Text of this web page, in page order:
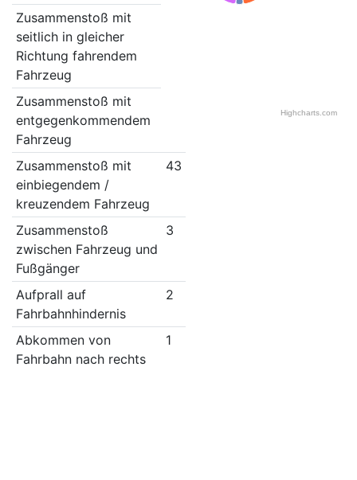
Zusammenstoß mit
seitlich in gleicher
Richtung fahrendem
Fahrzeug
Zusammenstoß mit
entgegenkommendem
Fahrzeug
Zusammenstoß mit
einbiegendem /
kreuzendem Fahrzeug
43
Zusammenstoß
zwischen Fahrzeug und
Fußgänger
3
Aufprall auf
Fahrbahnhindernis
2
Abkommen von
Fahrbahn nach rechts
1
Highcharts.com